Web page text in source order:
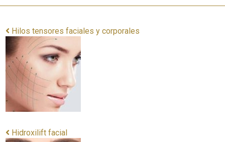
Hilos tensores faciales y corporales
Hidroxilift facial